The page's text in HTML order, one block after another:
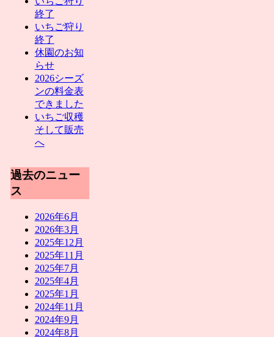
終了
いちご狩り
終了
休園のお知
らせ
2026シーズ
ンの料金表
できました
いちご収穫
そして販売
へ
過去のニュー
ス
2026年6月
2026年3月
2025年12月
2025年11月
2025年7月
2025年4月
2025年1月
2024年11月
2024年9月
2024年8月